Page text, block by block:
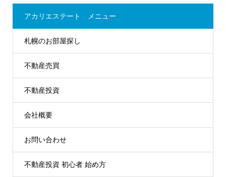
アカリエステート メニュー
札幌のお部屋探し
不動産売買
不動産投資
会社概要
お問い合わせ
不動産投資 初心者 始め方